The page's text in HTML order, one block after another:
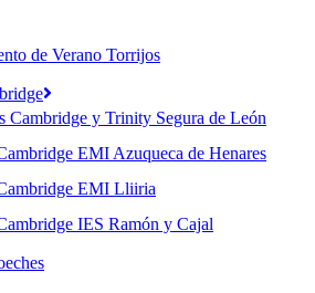
de Verano Torrijos
Cambridge y Trinity Segura de León
EMI Azuqueca de Henares
EMI Lliiria
IES Ramón y Cajal